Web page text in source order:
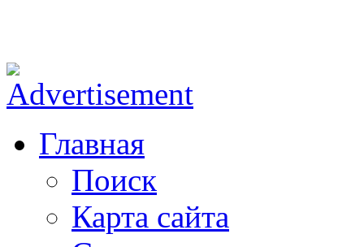
Главная
Поиск
Карта сайта